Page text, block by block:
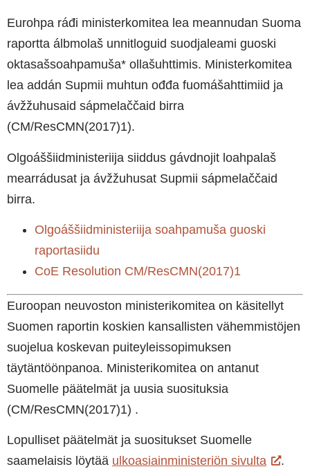
Eurohpa ráđi ministerkomitea lea meannudan Suoma
raportta álbmolaš unnitloguid suodjaleami guoski
oktasašsoahpamuša* ollašuhttimis. Ministerkomitea
lea addán Supmii muhtun ođđa fuomášahttimiid ja
ávžžuhusaid sápmelaččaid birra
(CM/ResCMN(2017)1).
Olgoáššiidministeriija siiddus gávdnojit loahpalaš
mearrádusat ja ávžžuhusat Supmii sápmelaččaid
birra.
Olgoáššiidministeriija soahpamuša guoski
raportasiidu
CoE Resolution CM/ResCMN(2017)1
Euroopan neuvoston ministerikomitea on käsitellyt
Suomen raportin koskien kansallisten vähemmistöjen
suojelua koskevan puiteyleissopimuksen
täytäntöönpanoa. Ministerikomitea on antanut
Suomelle päätelmät ja uusia suosituksia
(CM/ResCMN(2017)1) .
Lopulliset päätelmät ja suositukset Suomelle
saamelaisis löytää ulkoasiainministeriön sivulta .